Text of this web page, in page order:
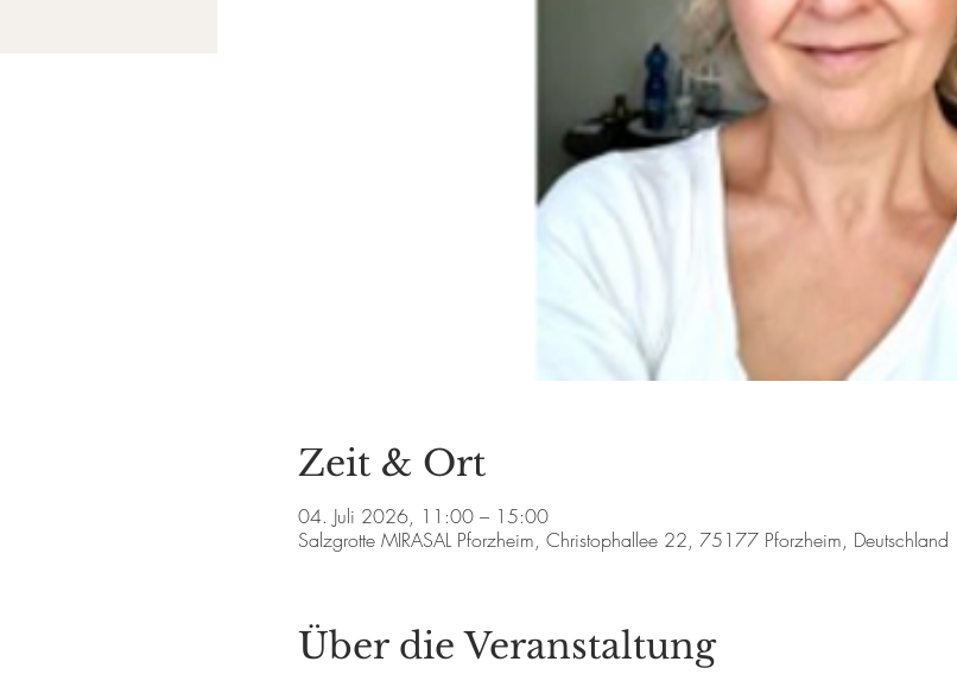
Zeit & Ort
04. Juli 2026, 11:00 – 15:00
Salzgrotte MIRASAL Pforzheim, Christophallee 22, 75177 Pforzheim, Deutschland
Über die Veranstaltung